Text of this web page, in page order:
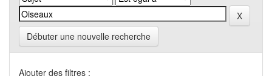
Débuter une nouvelle recherche
Ajouter des filtres :